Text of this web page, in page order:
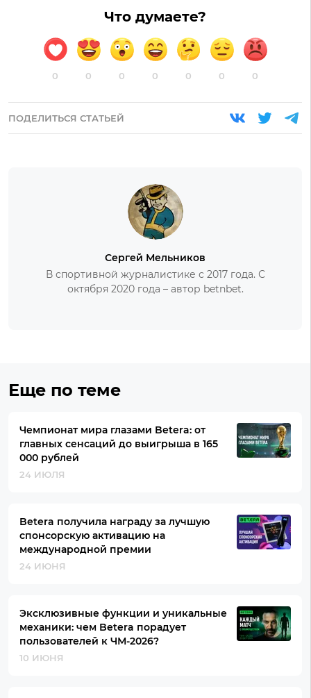
Что думаете?
0 0 0 0 0 0 0
ПОДЕЛИТЬСЯ СТАТЬЕЙ
Сергей Мельников
В спортивной журналистике с 2017 года. С
октября 2020 года – автор betnbet.
Еще по теме
Чемпионат мира глазами Betera: от
главных сенсаций до выигрыша в 165
000 рублей
24 ИЮЛЯ
Betera получила награду за лучшую
спонсорскую активацию на
международной премии
24 ИЮНЯ
Эксклюзивные функции и уникальные
механики: чем Betera порадует
пользователей к ЧМ-2026?
10 ИЮНЯ